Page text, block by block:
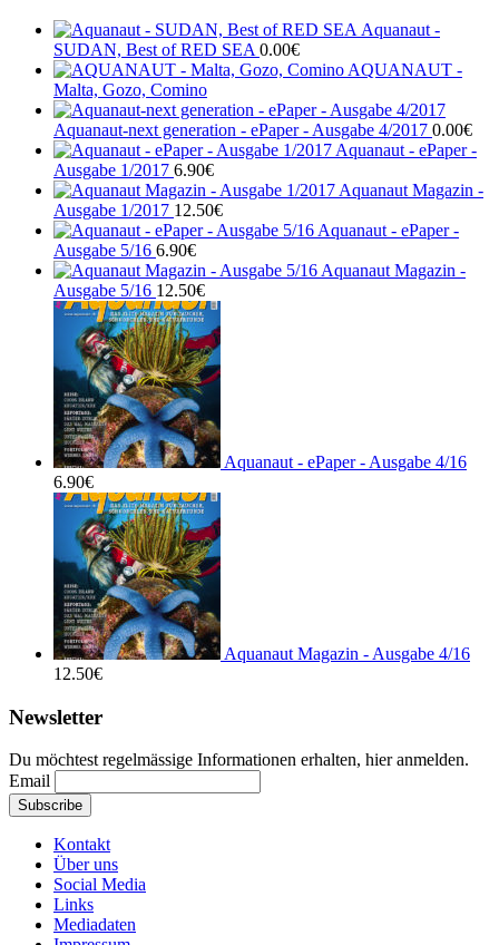
Aquanaut -
SUDAN, Best of RED SEA 0.00€
AQUANAUT -
Malta, Gozo, Comino
Aquanaut-next generation - ePaper - Ausgabe 4/2017 0.00€
Aquanaut - ePaper -
Ausgabe 1/2017 6.90€
Aquanaut Magazin -
Ausgabe 1/2017 12.50€
Aquanaut - ePaper -
Ausgabe 5/16 6.90€
Aquanaut Magazin -
Ausgabe 5/16 12.50€
Aquanaut - ePaper - Ausgabe 4/16
6.90€
Aquanaut Magazin - Ausgabe 4/16
12.50€
Newsletter
Du möchtest regelmässige Informationen erhalten, hier anmelden.
Email
Kontakt
Über uns
Social Media
Links
Mediadaten